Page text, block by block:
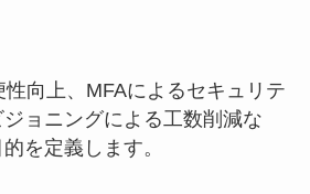
向上、MFAによるセキュリテ
ジョニングによる工数削減な
を定義します。